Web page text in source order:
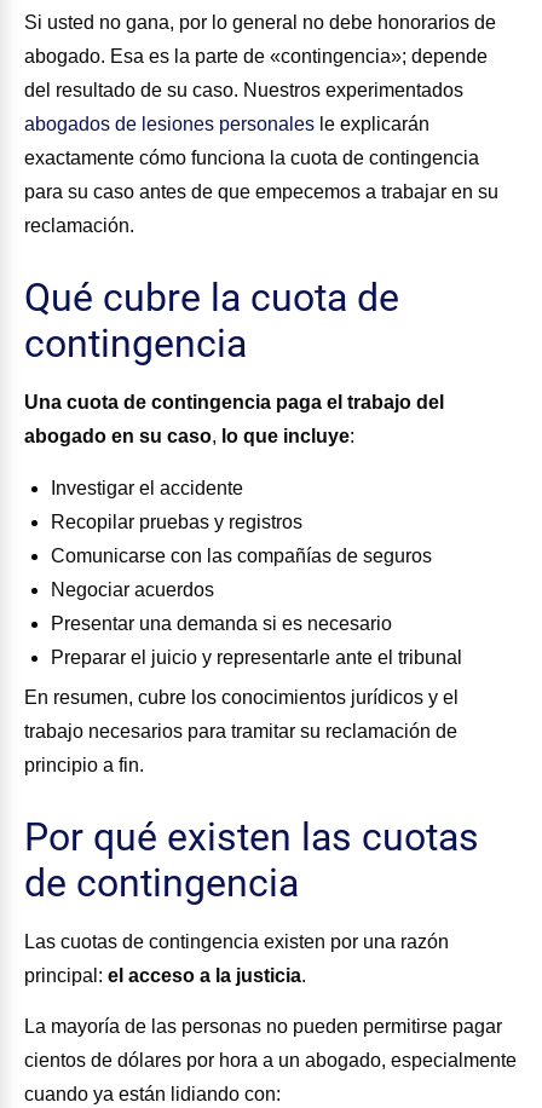
Si usted no gana, por lo general no debe honorarios de
abogado. Esa es la parte de «contingencia»; depende
del resultado de su caso. Nuestros experimentados
abogados de lesiones personales le explicarán
exactamente cómo funciona la cuota de contingencia
para su caso antes de que empecemos a trabajar en su
reclamación.
Qué cubre la cuota de
contingencia
Una cuota de contingencia paga el trabajo del
abogado en su caso, lo que incluye:
Investigar el accidente
Recopilar pruebas y registros
Comunicarse con las compañías de seguros
Negociar acuerdos
Presentar una demanda si es necesario
Preparar el juicio y representarle ante el tribunal
En resumen, cubre los conocimientos jurídicos y el
trabajo necesarios para tramitar su reclamación de
principio a fin.
Por qué existen las cuotas
de contingencia
Las cuotas de contingencia existen por una razón
principal: el acceso a la justicia.
La mayoría de las personas no pueden permitirse pagar
cientos de dólares por hora a un abogado, especialmente
cuando ya están lidiando con: